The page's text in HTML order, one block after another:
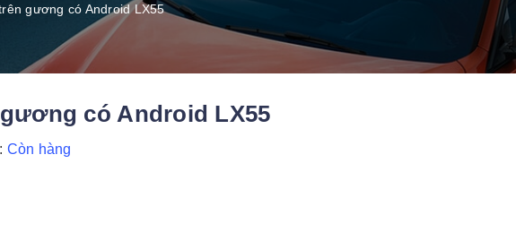
gương có Android LX55
có Android LX55
Còn hàng